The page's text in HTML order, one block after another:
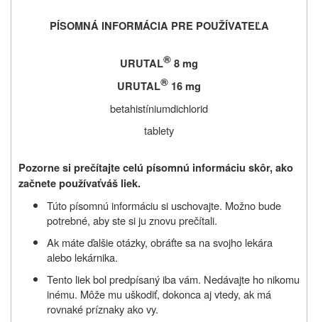
PÍSOMNÁ INFORMÁCIA PRE POUŽÍVATEĽA
URUTAL®8 mg
URUTAL® 16 mg
betahistíniumdichlorid
tablety
Pozorne si prečítajte celú písomnú informáciu skôr, ako
začnete používaťváš liek.
Túto písomnú informáciu si uschovajte. Možno bude
potrebné, aby ste si ju znovu prečítali.
Ak máte ďalšie otázky, obráťte sa na svojho lekára
alebo lekárnika.
Tento liek bol predpísaný iba vám. Nedávajte ho nikomu
inému. Môže mu uškodiť, dokonca aj vtedy, ak má
rovnaké príznaky ako vy.